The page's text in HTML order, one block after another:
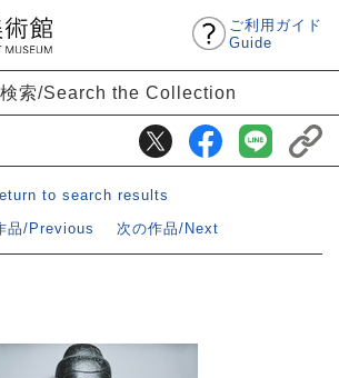
ご利用ガイド
Guide
索/Search the Collection
to search results
品/Previous
次の作品/Next